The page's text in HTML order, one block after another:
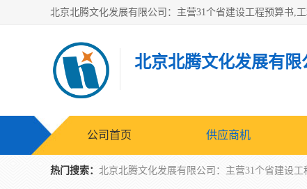
北京北腾文化发展有限
公司首页 供应商机
热门搜索：